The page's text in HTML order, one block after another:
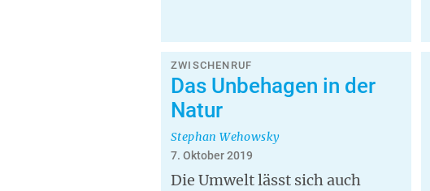
ZWISCHENRUF
Das Unbehagen in der
Natur
Stephan Wehowsky
7. Oktober 2019
Die Umwelt lässt sich auch